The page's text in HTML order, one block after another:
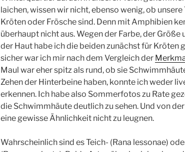
laichen, wissen wir nicht, ebenso wenig, ob
Kröten oder Frösche sind. Denn mit Amphibien
überhaupt nicht aus. Wegen der Farbe, der Größe
der Haut habe ich die beiden zunächst für Kröten
sicher war ich mir nach dem Vergleich der
Maul war eher spitz als rund, ob sie
Zehen der Hinterbeine haben, konnte ich weder
erkennen. Ich habe also Sommerfotos zu Rate
die Schwimmhäute deutlich zu sehen. Und von
eine gewisse Ähnlichkeit nicht zu leugnen.
Wahrscheinlich sind es Teich- (Rana lessonae)